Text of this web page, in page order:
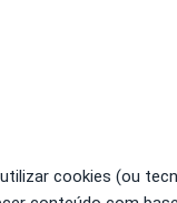
perfilcookies (ou